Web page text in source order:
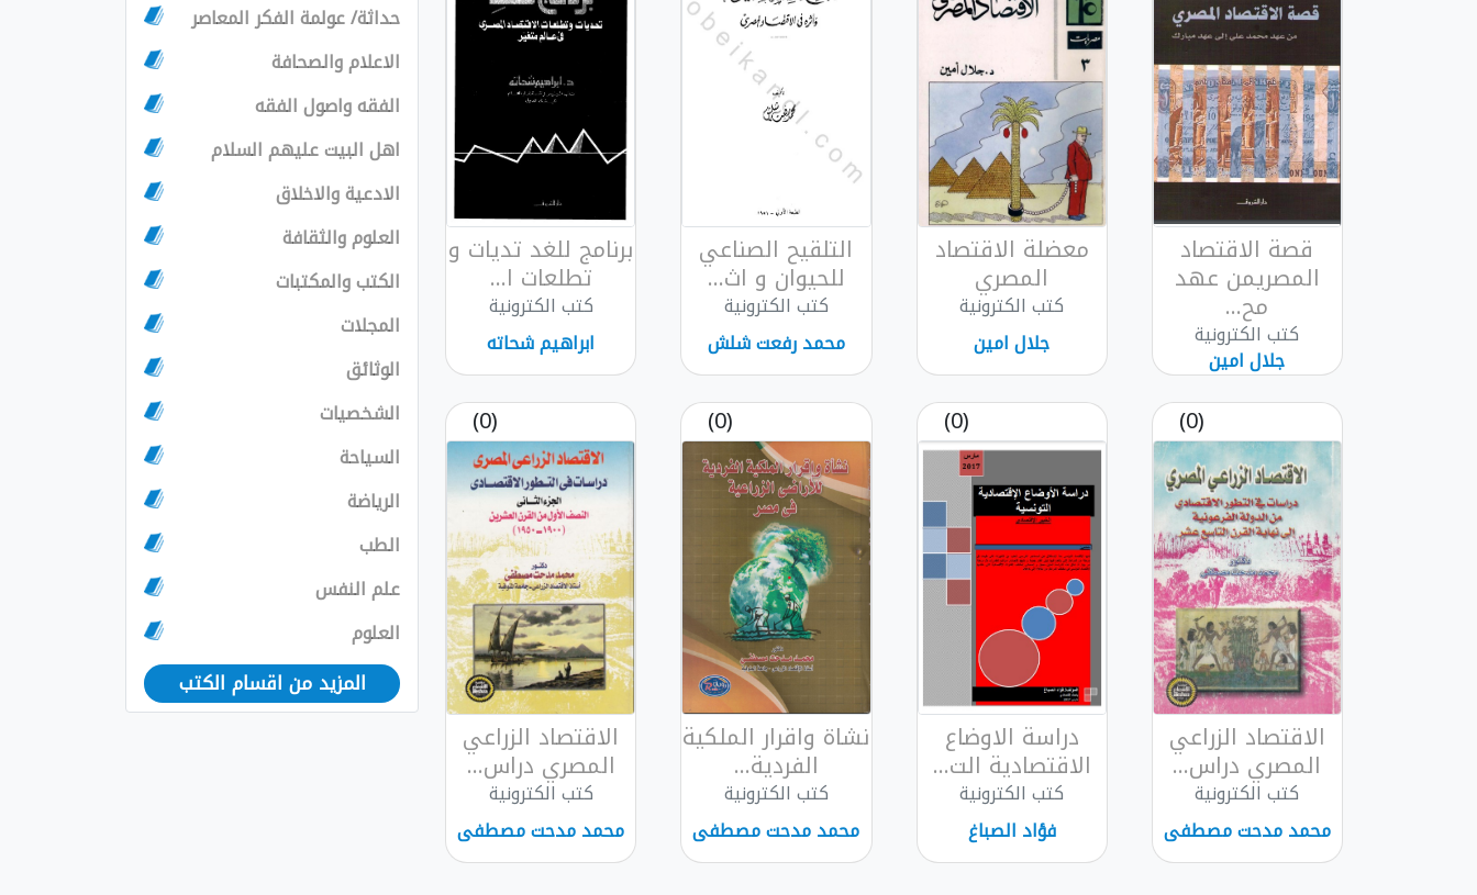
قصة الاقتصاد
المصريمن عهد
مح...
كتب الكترونية
جلال امين
معضلة الاقتصاد
المصري
كتب الكترونية
جلال امين
التلقيح الصناعي
للحيوان و اث...
كتب الكترونية
محمد رفعت شلش
برنامج للغد تديات و
تطلعات ا...
كتب الكترونية
ابراهيم شحاته
(0)
الاقتصاد الزراعي
المصري دراس...
كتب الكترونية
محمد مدحت مصطفى
(0)
دراسة الاوضاع
الاقتصادية الت...
كتب الكترونية
فؤاد الصباغ
(0)
نشاة واقرار الملكية
الفردية...
كتب الكترونية
محمد مدحت مصطفى
(0)
الاقتصاد الزراعي
المصري دراس...
كتب الكترونية
محمد مدحت مصطفى
حداثة/ عولمة الفكر المعاصر
الاعلام والصحافة
الفقه واصول الفقه
اهل البيت عليهم السلام
الادعية والاخلاق
العلوم والثقافة
الكتب والمكتبات
المجلات
الوثائق
الشخصيات
السياحة
الرياضة
الطب
علم النفس
العلوم
المزيد من اقسام الكتب